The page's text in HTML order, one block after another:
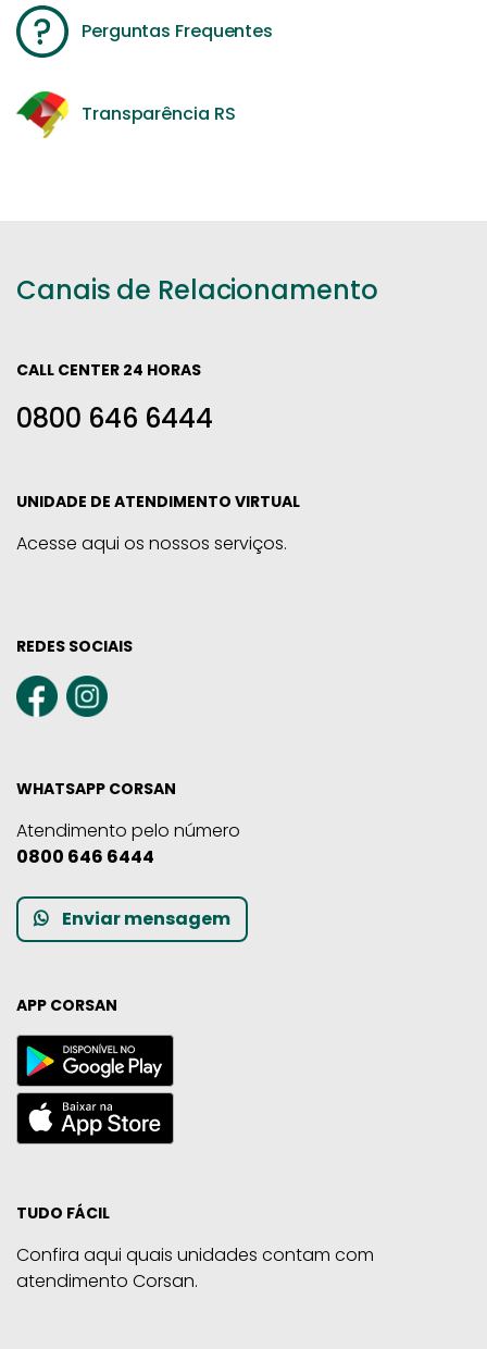
Perguntas Frequentes
Transparência RS
Canais de Relacionamento
CALL CENTER 24 HORAS
0800 646 6444
UNIDADE DE ATENDIMENTO VIRTUAL
Acesse aqui os nossos serviços.
REDES SOCIAIS
WHATSAPP CORSAN
Atendimento pelo número
0800 646 6444
Enviar mensagem
APP CORSAN
TUDO FÁCIL
Confira aqui quais unidades contam com
atendimento Corsan.